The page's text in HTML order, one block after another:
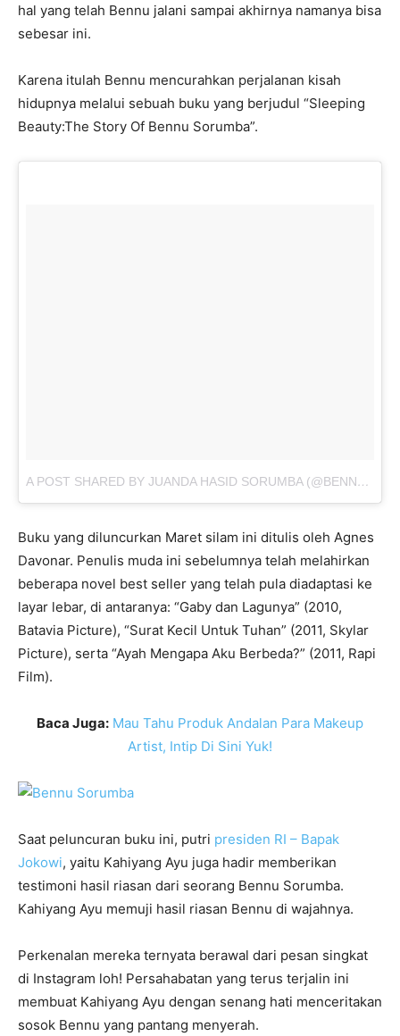
hal yang telah Bennu jalani sampai akhirnya namanya bisa
sebesar ini.
Karena itulah Bennu mencurahkan perjalanan kisah
hidupnya melalui sebuah buku yang berjudul “Sleeping
Beauty:The Story Of Bennu Sorumba”.
A POST SHARED BY JUANDA HASID SORUMBA (@BENNUSORUMBA)
Buku yang diluncurkan Maret silam ini ditulis oleh Agnes
Davonar. Penulis muda ini sebelumnya telah melahirkan
beberapa novel best seller yang telah pula diadaptasi ke
layar lebar, di antaranya: “Gaby dan Lagunya” (2010,
Batavia Picture), “Surat Kecil Untuk Tuhan” (2011, Skylar
Picture), serta “Ayah Mengapa Aku Berbeda?” (2011, Rapi
Film).
Baca Juga: Mau Tahu Produk Andalan Para Makeup
Artist, Intip Di Sini Yuk!
Saat peluncuran buku ini, putri presiden RI – Bapak
Jokowi, yaitu Kahiyang Ayu juga hadir memberikan
testimoni hasil riasan dari seorang Bennu Sorumba.
Kahiyang Ayu memuji hasil riasan Bennu di wajahnya.
Perkenalan mereka ternyata berawal dari pesan singkat
di Instagram loh! Persahabatan yang terus terjalin ini
membuat Kahiyang Ayu dengan senang hati menceritakan
sosok Bennu yang pantang menyerah.